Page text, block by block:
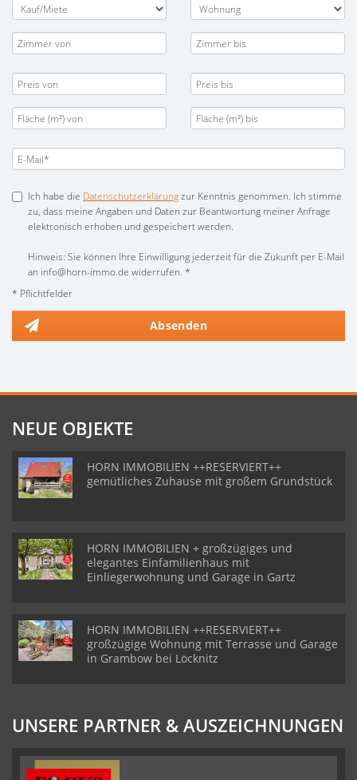
Ich habe die Datenschutzerklärungzur Kenntnis genommen. Ich stimme
zu, dass meine Angaben und Daten zur Beantwortung meiner Anfrage
elektronisch erhoben und gespeichert werden.
Hinweis: Sie können Ihre Einwilligung jederzeit für die Zukunft per E-Mail
an info@horn-immo.de widerrufen. *
* Pflichtfelder
Absenden
NEUE OBJEKTE
HORN IMMOBILIEN ++RESERVIERT++
gemütliches Zuhause mit großem Grundstück
HORN IMMOBILIEN + großzügiges und
elegantes Einfamilienhaus mit
Einliegerwohnung und Garage in Gartz
HORN IMMOBILIEN ++RESERVIERT++
großzügige Wohnung mit Terrasse und Garage
in Grambow bei Löcknitz
UNSERE PARTNER & AUSZEICHNUNGEN